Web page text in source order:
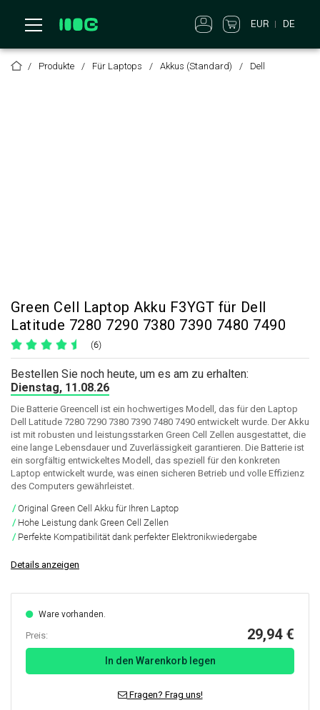
EUR DE
Produkte Für Laptops Akkus (Standard) Dell
Green Cell Laptop Akku F3YGT für Dell
Latitude 7280 7290 7380 7390 7480 7490
(6)
Bestellen Sie noch heute, um es am zu erhalten:
Dienstag, 11.08.26
Die Batterie Greencell ist ein hochwertiges Modell, das für den Laptop
Dell Latitude 7280 7290 7380 7390 7480 7490 entwickelt wurde. Der Akku
ist mit robusten und leistungsstarken Green Cell Zellen ausgestattet, die
eine lange Lebensdauer und Zuverlässigkeit garantieren. Die Batterie ist
ein sorgfältig entwickeltes Modell, das speziell für den konkreten
Laptop entwickelt wurde, was einen sicheren Betrieb und volle Effizienz
des Computers gewährleistet.
Original Green Cell Akku für Ihren Laptop
Hohe Leistung dank Green Cell Zellen
Perfekte Kompatibilität dank perfekter Elektronikwiedergabe
Details anzeigen
Ware vorhanden.
Preis: 29,94 €
In den Warenkorb legen
Fragen? Frag uns!